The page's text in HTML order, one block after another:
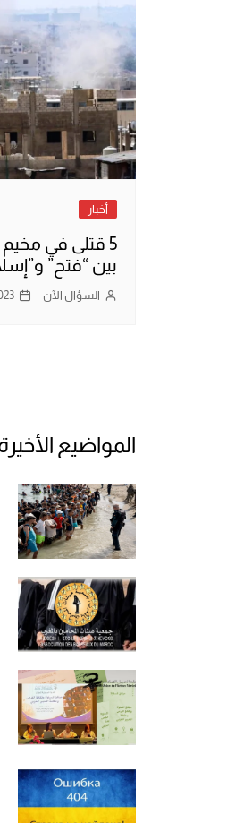
أخبار
5 قتلى في
بين “فتح”
السؤال الآن
المواضيع